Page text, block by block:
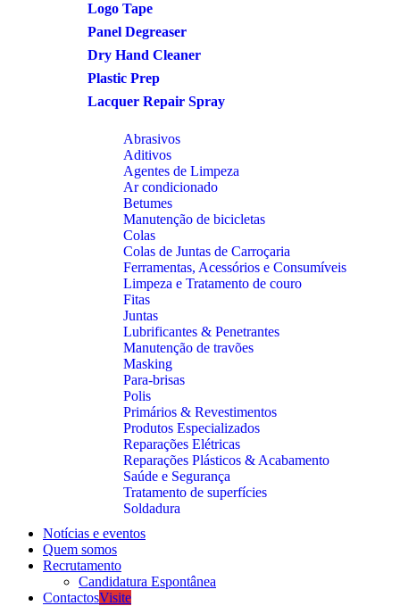
Logo Tape
Panel Degreaser
Dry Hand Cleaner
Plastic Prep
Lacquer Repair Spray
Abrasivos
Aditivos
Agentes de Limpeza
Ar condicionado
Betumes
Manutenção de bicicletas
Colas
Colas de Juntas de Carroçaria
Ferramentas, Acessórios e Consumíveis
Limpeza e Tratamento de couro
Fitas
Juntas
Lubrificantes & Penetrantes
Manutenção de travões
Masking
Para-brisas
Polis
Primários & Revestimentos
Produtos Especializados
Reparações Elétricas
Reparações Plásticos & Acabamento
Saúde e Segurança
Tratamento de superfícies
Soldadura
Notícias e eventos
Quem somos
Recrutamento
Candidatura Espontânea
ContactosVisite